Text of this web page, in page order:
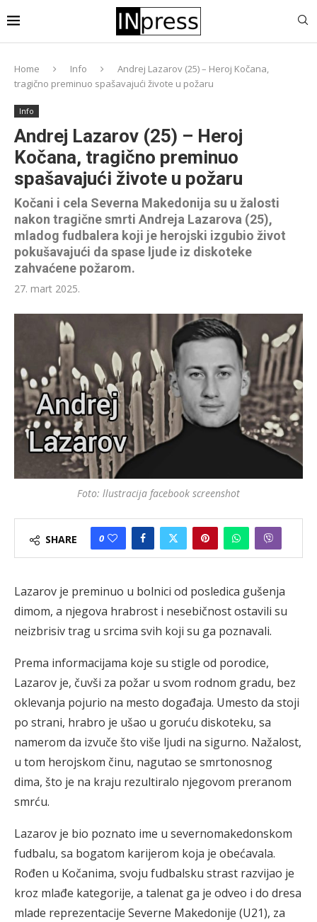
Home Info
Andrej Lazarov (25) – Heroj Kočana,
tragično preminuo spašavajući živote u požaru
Info
Andrej Lazarov (25) – Heroj
Kočana, tragično preminuo
spašavajući živote u požaru
Kočani i cela Severna Makedonija su u žalosti
nakon tragične smrti Andreja Lazarova (25),
mladog fudbalera koji je herojski izgubio život
pokušavajući da spase ljude iz diskoteke
zahvaćene požarom.
27. mart 2025.
Foto: llustracija facebook screenshot
SHARE 0
Lazarov je preminuo u bolnici od posledica gušenja
dimom, a njegova hrabrost i nesebičnost ostavili su
neizbrisiv trag u srcima svih koji su ga poznavali.
Prema informacijama koje su stigle od porodice,
Lazarov je, čuvši za požar u svom rodnom gradu, bez
oklevanja pojurio na mesto događaja. Umesto da stoji
po strani, hrabro je ušao u goruću diskoteku, sa
namerom da izvuče što više ljudi na sigurno. Nažalost,
u tom herojskom činu, nagutao se smrtonosnog
dima, što je na kraju rezultiralo njegovom preranom
smrću.
Lazarov je bio poznato ime u severnomakedonskom
fudbalu, sa bogatom karijerom koja je obećavala.
Rođen u Kočanima, svoju fudbalsku strast razvijao je
kroz mlađe kategorije, a talenat ga je odveo i do dresa
mlade reprezentacije Severne Makedonije (U21), za